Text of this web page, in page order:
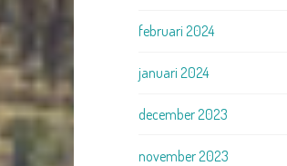
februari 2024
januari 2024
december 2023
november 2023